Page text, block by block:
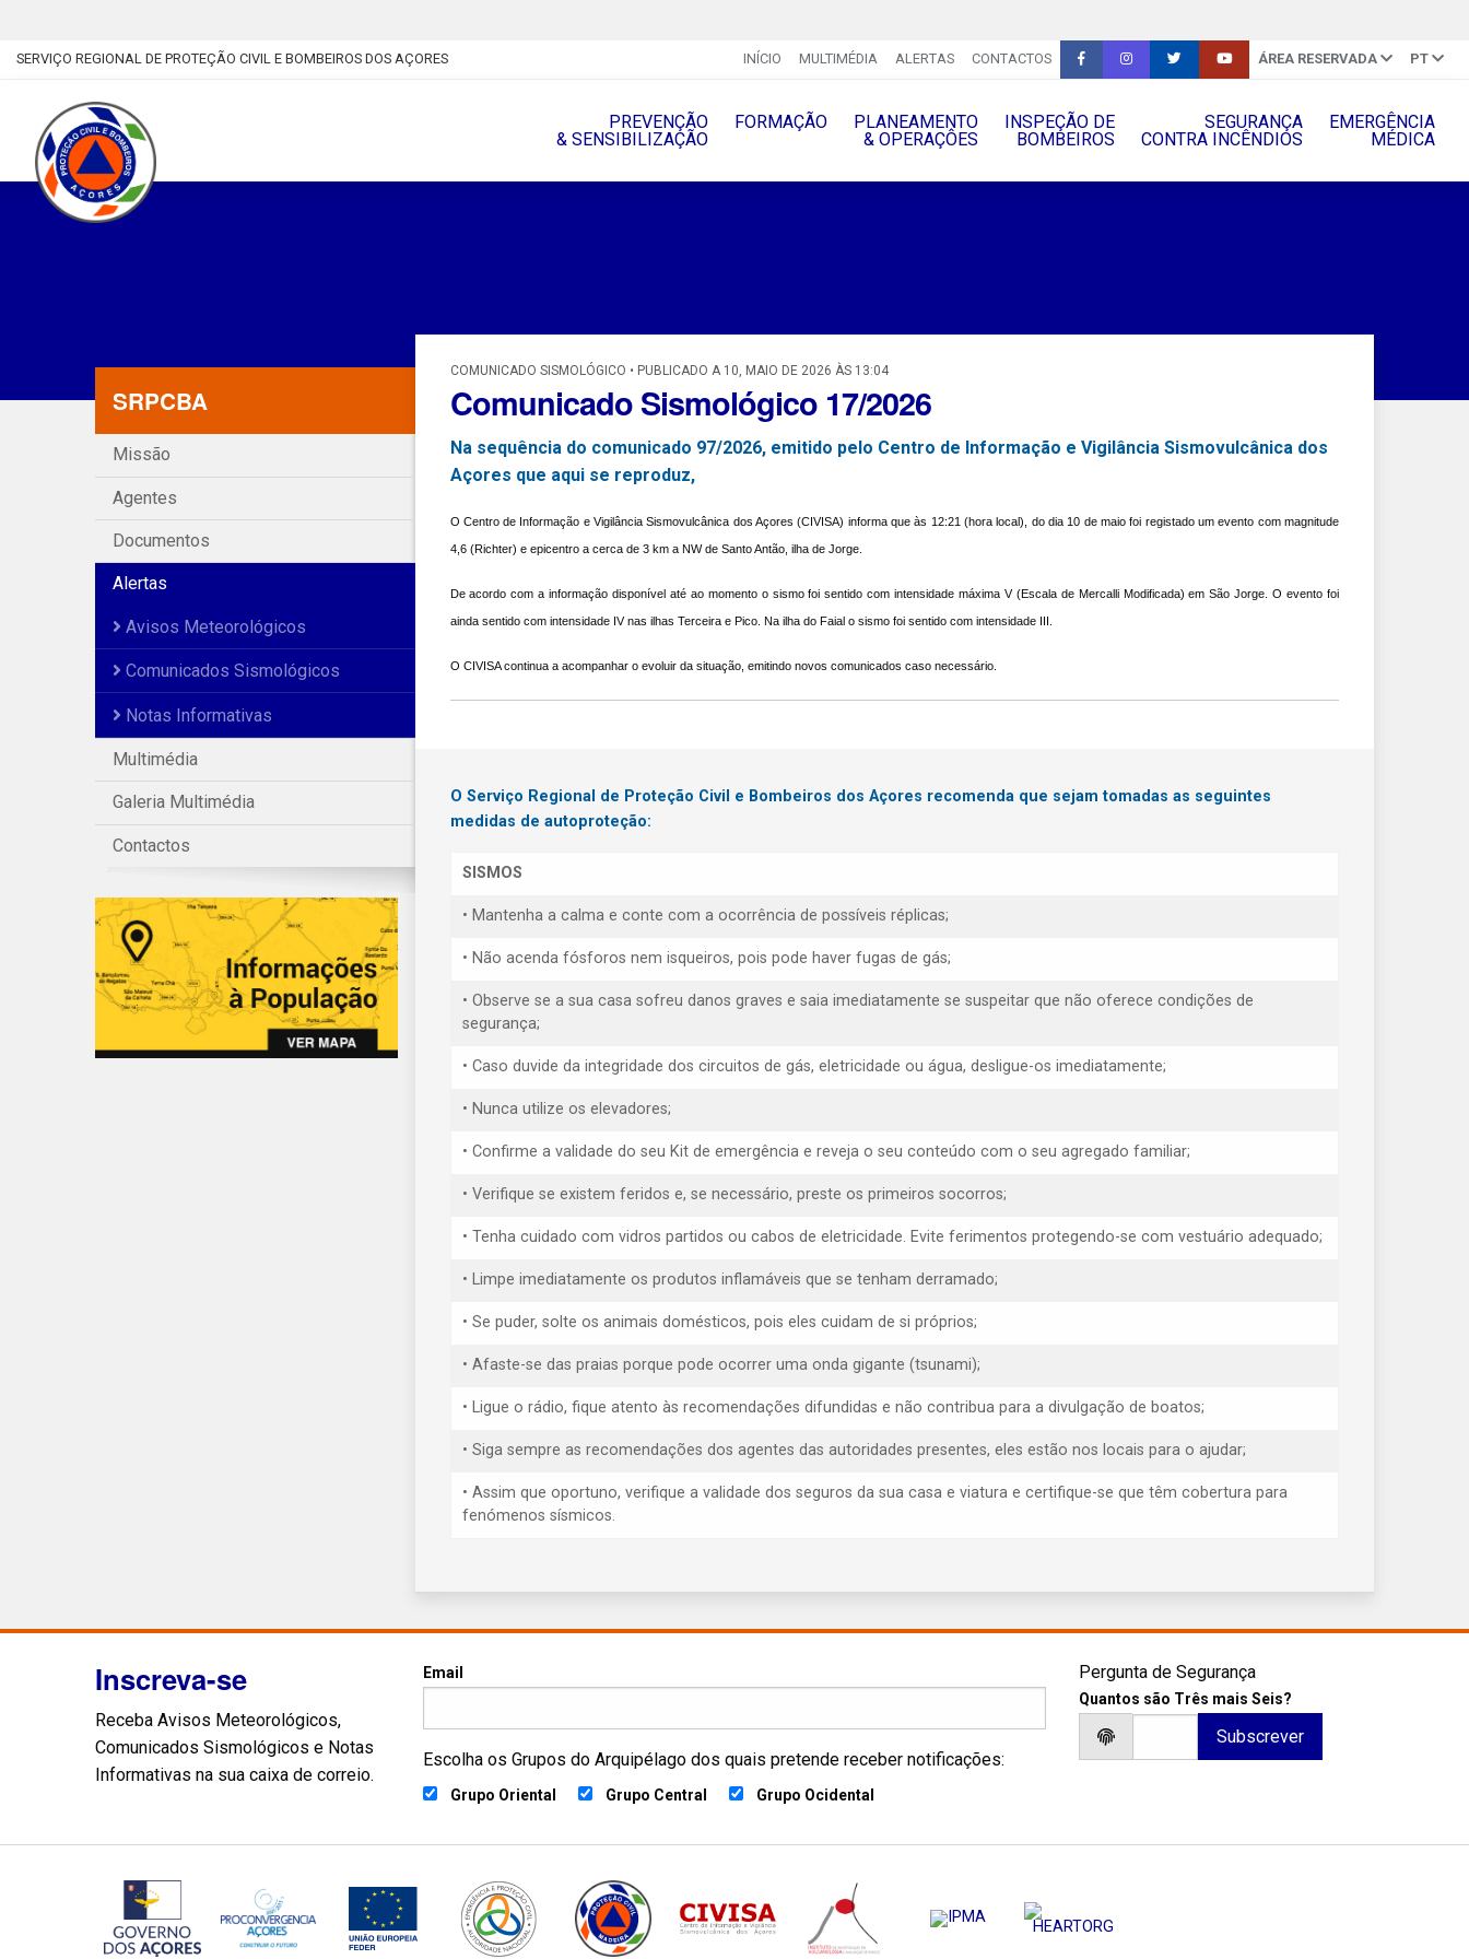
SERVIÇO REGIONAL DE PROTEÇÃO CIVIL E BOMBEIROS DOS AÇORES INÍCIO MULTIMÉDIA ALERTAS CONTACTOS ÁREA RESERVADA PT
PREVENÇÃO
& SENSIBILIZAÇÃO
FORMAÇÃO
PLANEAMENTO
& OPERAÇÔES
INSPEÇÃO DE
BOMBEIROS
SEGURANÇA
CONTRA INCÊNDIOS
EMERGÊNCIA
MÉDICA
SRPCBA
Missão
Agentes
Documentos
Alertas
Avisos Meteorológicos
Comunicados Sismológicos
Notas Informativas
Multimédia
Galeria Multimédia
Contactos
COMUNICADO SISMOLÓGICO • PUBLICADO A 10, MAIO DE 2026 ÀS 13:04
Comunicado Sismológico 17/2026
Na sequência do comunicado 97/2026, emitido pelo Centro de Informação e Vigilância Sismovulcânica dos
Açores que aqui se reproduz,
O Centro de Informação e Vigilância Sismovulcânica dos Açores (CIVISA) informa que às 12:21 (hora local), do dia 10 de maio foi registado um evento com magnitude
4,6 (Richter) e epicentro a cerca de 3 km a NW de Santo Antão, ilha de Jorge.
De acordo com a informação disponível até ao momento o sismo foi sentido com intensidade máxima V (Escala de Mercalli Modificada) em São Jorge. O evento foi
ainda sentido com intensidade IV nas ilhas Terceira e Pico. Na ilha do Faial o sismo foi sentido com intensidade III.
O CIVISA continua a acompanhar o evoluir da situação, emitindo novos comunicados caso necessário.
O Serviço Regional de Proteção Civil e Bombeiros dos Açores recomenda que sejam tomadas as seguintes
medidas de autoproteção:
SISMOS
• Mantenha a calma e conte com a ocorrência de possíveis réplicas;
• Não acenda fósforos nem isqueiros, pois pode haver fugas de gás;
• Observe se a sua casa sofreu danos graves e saia imediatamente se suspeitar que não oferece condições de
segurança;
• Caso duvide da integridade dos circuitos de gás, eletricidade ou água, desligue-os imediatamente;
• Nunca utilize os elevadores;
• Confirme a validade do seu Kit de emergência e reveja o seu conteúdo com o seu agregado familiar;
• Verifique se existem feridos e, se necessário, preste os primeiros socorros;
• Tenha cuidado com vidros partidos ou cabos de eletricidade. Evite ferimentos protegendo-se com vestuário adequado;
• Limpe imediatamente os produtos inflamáveis que se tenham derramado;
• Se puder, solte os animais domésticos, pois eles cuidam de si próprios;
• Afaste-se das praias porque pode ocorrer uma onda gigante (tsunami);
• Ligue o rádio, fique atento às recomendações difundidas e não contribua para a divulgação de boatos;
• Siga sempre as recomendações dos agentes das autoridades presentes, eles estão nos locais para o ajudar;
• Assim que oportuno, verifique a validade dos seguros da sua casa e viatura e certifique-se que têm cobertura para
fenómenos sísmicos.
Inscreva-se
Receba Avisos Meteorológicos,
Comunicados Sismológicos e Notas
Informativas na sua caixa de correio.
Email
Escolha os Grupos do Arquipélago dos quais pretende receber notificações:
Grupo Oriental Grupo Central Grupo Ocidental
Pergunta de Segurança
Quantos são Três mais Seis?